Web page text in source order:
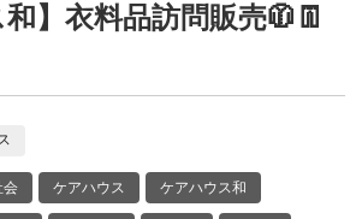
和】衣料品訪問販売🧥👖
会 ケアハウス ケアハウス和